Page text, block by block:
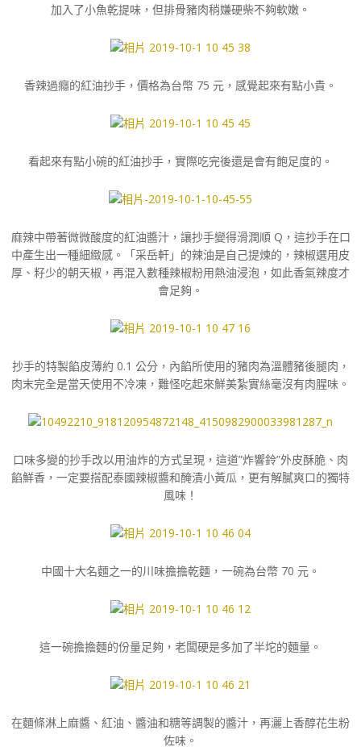
加入了小魚乾提味，但排骨豬肉稍嫌硬柴不夠軟嫩。
香辣過癮的紅油抄手，價格為台幣 75 元，感覺起來有點小貴。
看起來有點小碗的紅油抄手，實際吃完後還是會有飽足度的。
麻辣中帶著微微酸度的紅油醬汁，讓抄手變得滑潤順 Q，這抄手在口
中產生出一種細緻感。「采岳軒」的辣油是自己提煉的，辣椒選用皮
厚、籽少的朝天椒，再混入數種辣椒粉用熱油浸泡，如此香氣辣度才
會足夠。
抄手的特製餡皮薄約 0.1 公分，內餡所使用的豬肉為溫體豬後腿肉，
肉末完全是當天使用不冷凍，難怪吃起來鮮美紮實絲毫沒有肉腥味。
口味多變的抄手改以用油炸的方式呈現，這道”炸響鈴”外皮酥脆、肉
餡鮮香，一定要搭配泰國辣椒醬和醃漬小黃瓜，更有解膩爽口的獨特
風味！
中國十大名麵之一的川味擔擔乾麵，一碗為台幣 70 元。
這一碗擔擔麵的份量足夠，老闆硬是多加了半坨的麵量。
在麵條淋上麻醬、紅油、醬油和糖等調製的醬汁，再灑上香醇花生粉
佐味。